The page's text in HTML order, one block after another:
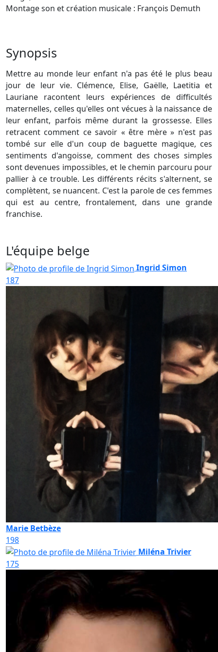
Montage son et création musicale : François Demuth
Synopsis
Mettre au monde leur enfant n'a pas été le plus beau
jour de leur vie. Clémence, Elise, Gaëlle, Laetitia et
Lauriane racontent leurs expériences de difficultés
maternelles, celles qu'elles ont vécues à la naissance de
leur enfant, parfois même durant la grossesse. Elles
retracent comment ce savoir « être mère » n'est pas
tombé sur elle d'un coup de baguette magique, ces
sentiments d'angoisse, comment des choses simples
sont devenues impossibles, et le chemin parcouru pour
pallier à ce trouble. Les différents récits s'alternent, se
complètent, se nuancent. C'est la parole de ces femmes
qui est au centre, frontalement, dans une grande
franchise.
L'équipe belge
Ingrid Simon
187
Marie Betbèze
198
Miléna Trivier
175